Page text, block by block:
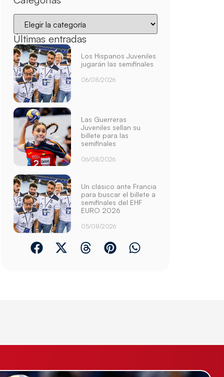
Últimas entradas
Los Hispanos Juveniles
jugarán las semifinales
06/08/2026
Las Guerreras
Juveniles sellan su
billete para las
semifinales
06/08/2026
Un clásico ante Francia
para buscar el billete a
semifinales del EHF
EURO 2026
05/08/2026